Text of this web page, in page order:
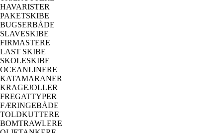
HAVARISTER
PAKETSKIBE
BUGSERBÅDE
SLAVESKIBE
FIRMASTERE
LAST SKIBE
SKOLESKIBE
OCEANLINERE
KATAMARANER
KRAGEJOLLER
FREGATTYPER
FÆRINGEBÅDE
TOLDKUTTERE
BOMTRAWLERE